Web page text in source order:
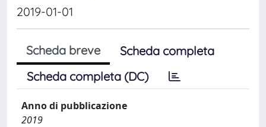
2019-01-01
Scheda breve
Scheda completa
Scheda completa (DC)
Anno di pubblicazione
2019